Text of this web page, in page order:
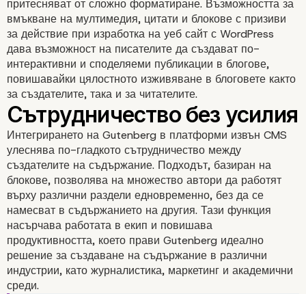
Подобряване на
продуктовите
електронна търговия
притесняват от сложно форматиране. Възможността за
вмъкване на мултимедия, цитати и блокове с призиви
за действие при изработка на уеб сайт с WordPress
дава възможност на писателите да създават по-
интерактивни и споделяеми публикации в блогове,
повишавайки цялостното изживяване в блоговете както
за създателите, така и за читателите.
Интегрирането на Gutenberg в платформи извън CMS
улеснява по-гладкото сътрудничество между
създателите на съдържание. Подходът, базиран на
блокове, позволява на множество автори да работят
върху различни раздели едновременно, без да се
намесват в съдържанието на другия. Тази функция
насърчава работата в екип и повишава
продуктивността, което прави Gutenberg идеално
решение за създаване на съдържание в различни
индустрии, като журналистика, маркетинг и академични
среди.